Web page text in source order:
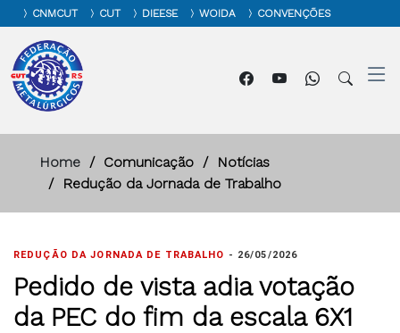
CNMCUT CUT DIEESE WOIDA CONVENÇÕES
Home Comunicação
Notícias
Redução da Jornada de Trabalho
REDUÇÃO DA JORNADA DE TRABALHO - 26/05/2026
Pedido de vista adia votação
da PEC do fim da escala 6X1